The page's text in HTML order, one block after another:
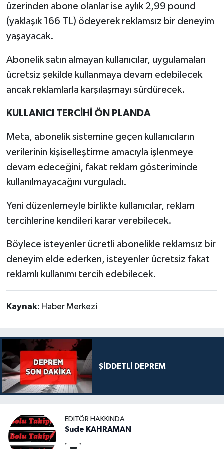
üzerinden abone olanlar ise aylık 2,99 pound
(yaklaşık 166 TL) ödeyerek reklamsız bir deneyim
yaşayacak.
Abonelik satın almayan kullanıcılar, uygulamaları
ücretsiz şekilde kullanmaya devam edebilecek
ancak reklamlarla karşılaşmayı sürdürecek.
KULLANICI TERCİHİ ÖN PLANDA
Meta, abonelik sistemine geçen kullanıcıların
verilerinin kişiselleştirme amacıyla işlenmeye
devam edeceğini, fakat reklam gösteriminde
kullanılmayacağını vurguladı.
Yeni düzenlemeyle birlikte kullanıcılar, reklam
tercihlerine kendileri karar verebilecek.
Böylece isteyenler ücretli abonelikle reklamsız bir
deneyim elde ederken, isteyenler ücretsiz fakat
reklamlı kullanımı tercih edebilecek.
Kaynak: Haber Merkezi
ŞİDDETLİ DEPREM
EDITÖR HAKKINDA
Sude KAHRAMAN